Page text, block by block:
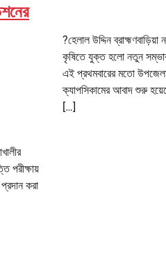
পরীক্ষায়
করা
?হেলাল উদ্দিন
কৃষিতে যুক্ত হলো নতুন
এই প্রথমবারের মতো
ক্যাপসিকামের আবাদ শুরু
[…]